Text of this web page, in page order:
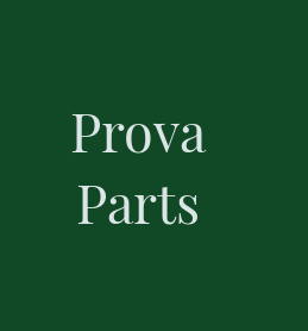
Prova
Parts